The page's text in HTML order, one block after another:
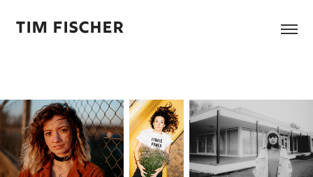
Tim Fischer